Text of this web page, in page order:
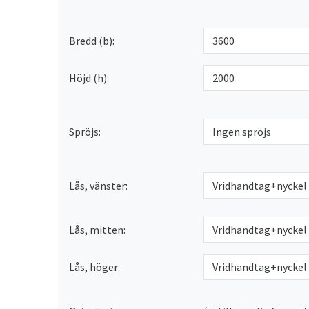
Bredd (b):
Höjd (h):
Spröjs:
Lås, vänster:
Lås, mitten:
Lås, höger: